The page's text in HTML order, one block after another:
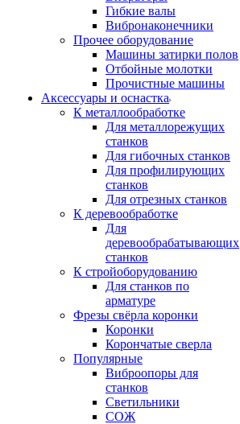
Гибкие валы
Вибронаконечники
Прочее оборудование
Машины затирки полов
Отбойные молотки
Прочистные машины
Аксeccyapы и оснастка
К металлообработке
Для металлорежущих
станков
Для гибочных станков
Для профилирующих
станков
Для отрезных станков
К деревообработке
Для
деревообрабатывающих
станков
К стройоборудованию
Для станков по
арматуре
Фрезы свёрла коронки
Коронки
Корончатые сверла
Популярные
Виброопоры для
станков
Светильники
СОЖ